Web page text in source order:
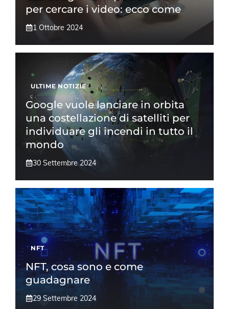
per cercare i video: ecco come
1 Ottobre 2024
ULTIME NOTIZIE
Google vuole lanciare in orbita
una costellazione di satelliti per
individuare gli incendi in tutto il
mondo
30 Settembre 2024
NFT
NFT, cosa sono e come
guadagnare
29 Settembre 2024